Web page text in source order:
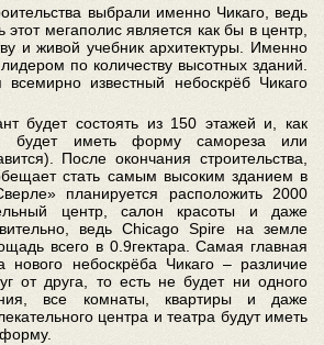
выбрали именно Чикаго, ведь
мегаполис является как бы в центр,
и живой учебник архитектуры. Именно
по количеству высотных зданий.
известный небоскрёб Чикаго
будет состоять из 150 этажей и, как
будет иметь форму самореза или
После окончания строительства,
стать самым высоким зданием в
планируется расположить 2000
центр, салон красоты и даже
ведь Chicago Spire на земле
всего в 0.9гектара. Самая главная
нового небоскрёба Чикаго – различие
от друга, то есть не будет ни одного
все комнаты, квартиры и даже
центра и театра будут иметь